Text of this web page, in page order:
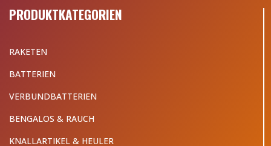
PRODUKTKATEGORIEN
RAKETEN
BATTERIEN
VERBUNDBATTERIEN
BENGALOS & RAUCH
KNALLARTIKEL & HEULER